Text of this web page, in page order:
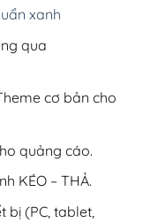
xanh
qua
cơ bản cho
quảng cáo.
KÉO – THẢ.
bị (PC, tablet,